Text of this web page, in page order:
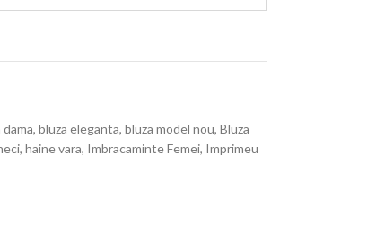
dama, bluza eleganta, bluza model nou, Bluza
, haine vara, Imbracaminte Femei, Imprimeu